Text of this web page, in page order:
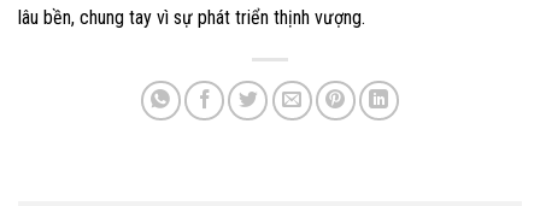
lâu bền, chung tay vì sự phát triển thịnh vượng.